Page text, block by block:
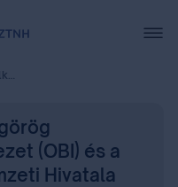
között
(OBI) és a
Hivatala